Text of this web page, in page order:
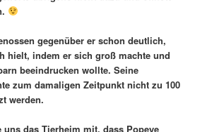
gegenüber er schon deutlich,
hielt, indem er sich groß machte und
beeindrucken wollte. Seine
zum damaligen Zeitpunkt nicht zu 100
werden.
uns das Tierheim mit, dass Popeye